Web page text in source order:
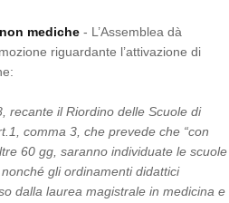
mediche - L’Assemblea dà
riguardante l’attivazione di
recante il Riordino delle Scuole di
comma 3, che prevede che “con
60 gg, saranno individuate le scuole
gli ordinamenti didattici
dalla laurea magistrale in medicina e